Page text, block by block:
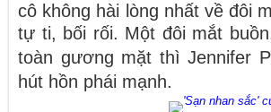
cô không hài lòng nhất về đôi
tự ti, bối rối. Một đôi mắt
toàn gương mặt thì Jennifer
hút hồn phái mạnh.